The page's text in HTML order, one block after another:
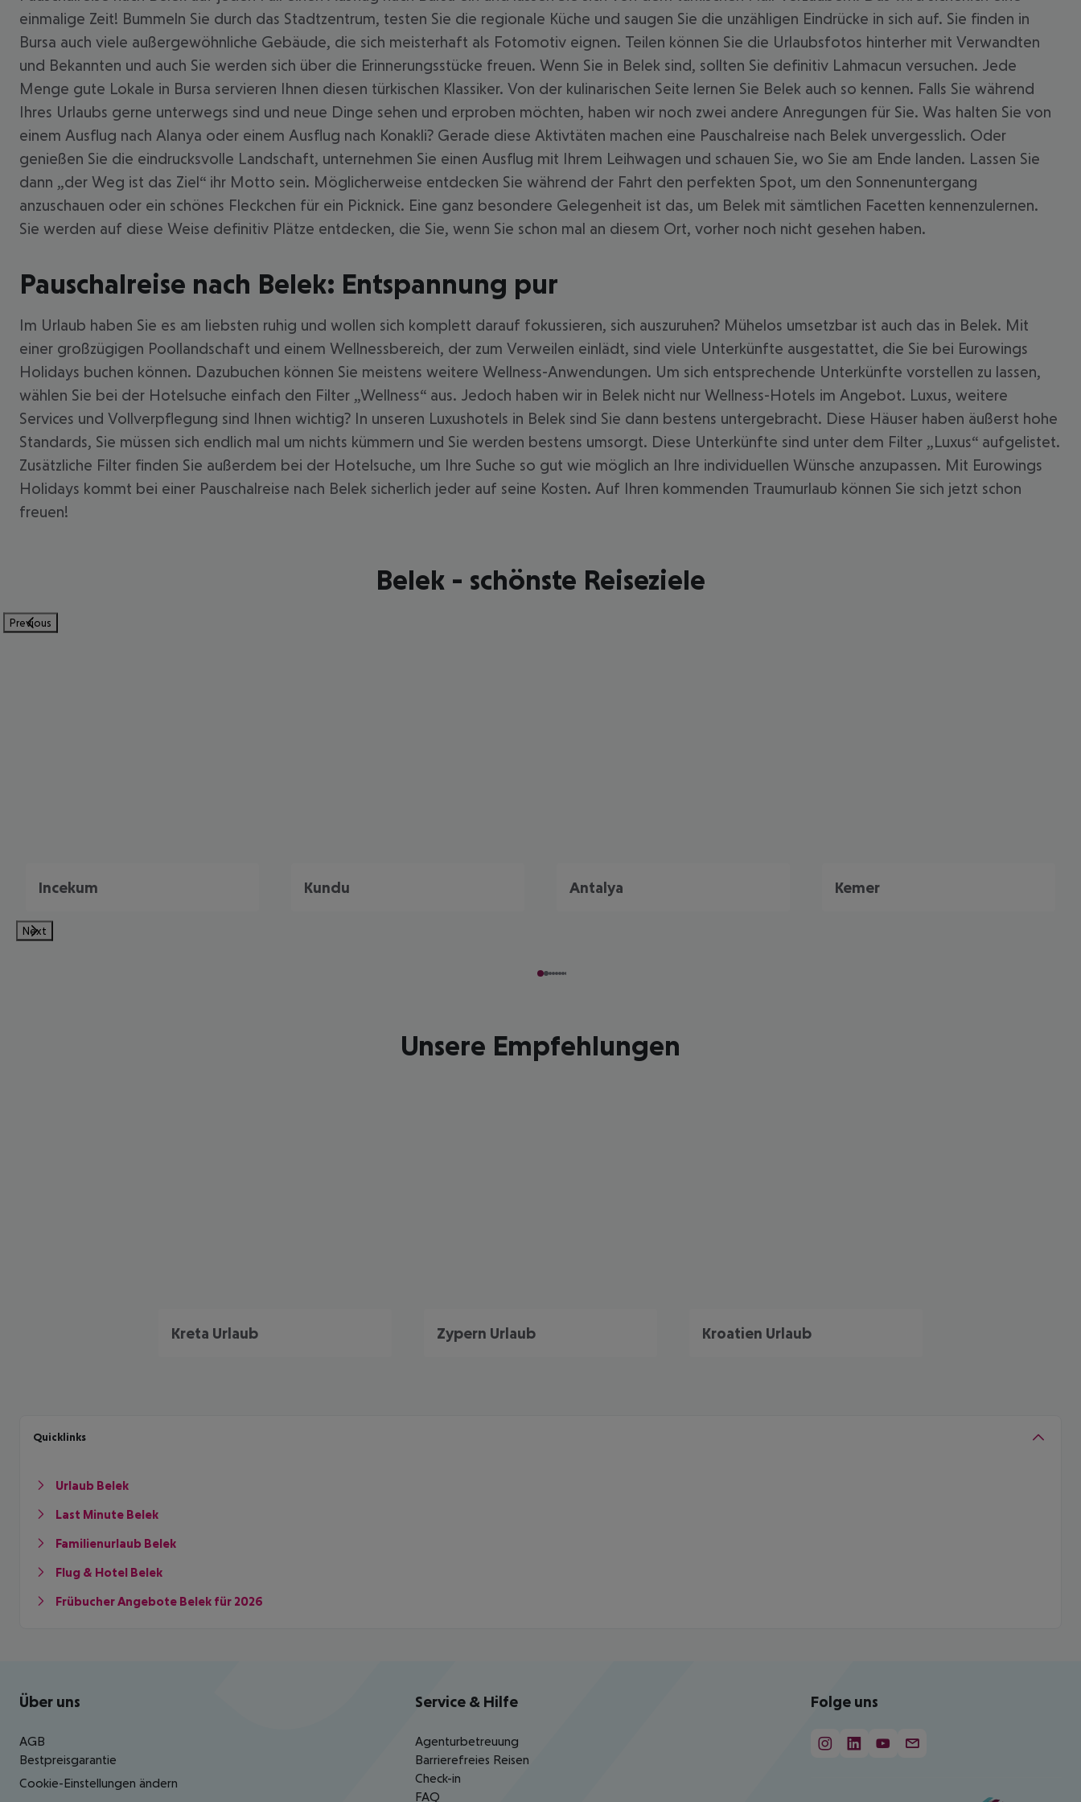
einmalige Zeit! Bummeln Sie durch das Stadtzentrum, testen Sie die regionale Küche und saugen Sie die unzähligen Eindrücke in sich auf. Sie finden in
Bursa auch viele außergewöhnliche Gebäude, die sich meisterhaft als Fotomotiv eignen. Teilen können Sie die Urlaubsfotos hinterher mit Verwandten
und Bekannten und auch Sie werden sich über die Erinnerungsstücke freuen. Wenn Sie in Belek sind, sollten Sie definitiv Lahmacun versuchen. Jede
Menge gute Lokale in Bursa servieren Ihnen diesen türkischen Klassiker. Von der kulinarischen Seite lernen Sie Belek auch so kennen. Falls Sie während
Ihres Urlaubs gerne unterwegs sind und neue Dinge sehen und erproben möchten, haben wir noch zwei andere Anregungen für Sie. Was halten Sie von
einem Ausflug nach Alanya oder einem Ausflug nach Konakli? Gerade diese Aktivtäten machen eine Pauschalreise nach Belek unvergesslich. Oder
genießen Sie die eindrucksvolle Landschaft, unternehmen Sie einen Ausflug mit Ihrem Leihwagen und schauen Sie, wo Sie am Ende landen. Lassen Sie
dann „der Weg ist das Ziel“ ihr Motto sein. Möglicherweise entdecken Sie während der Fahrt den perfekten Spot, um den Sonnenuntergang
anzuschauen oder ein schönes Fleckchen für ein Picknick. Eine ganz besondere Gelegenheit ist das, um Belek mit sämtlichen Facetten kennenzulernen.
Sie werden auf diese Weise definitiv Plätze entdecken, die Sie, wenn Sie schon mal an diesem Ort, vorher noch nicht gesehen haben.
Pauschalreise nach Belek: Entspannung pur
Im Urlaub haben Sie es am liebsten ruhig und wollen sich komplett darauf fokussieren, sich auszuruhen? Mühelos umsetzbar ist auch das in Belek. Mit
einer großzügigen Poollandschaft und einem Wellnessbereich, der zum Verweilen einlädt, sind viele Unterkünfte ausgestattet, die Sie bei Eurowings
Holidays buchen können. Dazubuchen können Sie meistens weitere Wellness-Anwendungen. Um sich entsprechende Unterkünfte vorstellen zu lassen,
wählen Sie bei der Hotelsuche einfach den Filter „Wellness“ aus. Jedoch haben wir in Belek nicht nur Wellness-Hotels im Angebot. Luxus, weitere
Services und Vollverpflegung sind Ihnen wichtig? In unseren Luxushotels in Belek sind Sie dann bestens untergebracht. Diese Häuser haben äußerst hohe
Standards, Sie müssen sich endlich mal um nichts kümmern und Sie werden bestens umsorgt. Diese Unterkünfte sind unter dem Filter „Luxus“ aufgelistet.
Zusätzliche Filter finden Sie außerdem bei der Hotelsuche, um Ihre Suche so gut wie möglich an Ihre individuellen Wünsche anzupassen. Mit Eurowings
Holidays kommt bei einer Pauschalreise nach Belek sicherlich jeder auf seine Kosten. Auf Ihren kommenden Traumurlaub können Sie sich jetzt schon
freuen!
Belek - schönste Reiseziele
Previous
Incekum Kundu Antalya Kemer
Next
Unsere Empfehlungen
Kreta Urlaub Zypern Urlaub Kroatien Urlaub
Quicklinks
Urlaub Belek
Last Minute Belek
Familienurlaub Belek
Flug & Hotel Belek
Frübucher Angebote Belek für 2026
Footer navigation
Über uns
AGB
Bestpreisgarantie
Cookie-Einstellungen ändern
Service & Hilfe
Agenturbetreuung
Barrierefreies Reisen
Check-in
FAQ
Folge uns